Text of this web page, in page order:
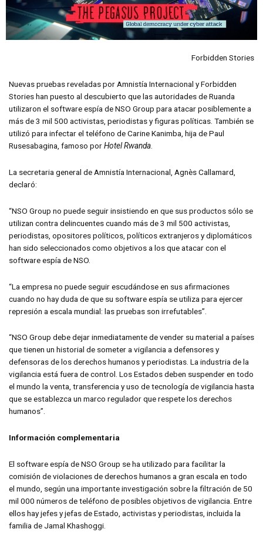
Forbidden Stories
Nuevas pruebas reveladas por Amnistía Internacional y Forbidden
Stories han puesto al descubierto que las autoridades de Ruanda
utilizaron el software espía de NSO Group para atacar posiblemente a
más de 3 mil 500 activistas, periodistas y figuras políticas. También se
utilizó para infectar el teléfono de Carine Kanimba, hija de Paul
Rusesabagina, famoso porHotel Rwanda
La secretaria general de Amnistía Internacional, Agnès Callamard,
declaró:
“NSO Group no puede seguir insistiendo en que sus productos sólo se
utilizan contra delincuentes cuando más de 3 mil 500 activistas,
periodistas, opositores políticos, políticos extranjeros y diplomáticos
han sido seleccionados como objetivos a los que atacar con el
software espía de NSO.
“La empresa no puede seguir escudándose en sus afirmaciones
cuando no hay duda de que su software espía se utiliza para ejercer
represión a escala mundial: las pruebas son irrefutables”.
“NSO Group debe dejar inmediatamente de vender su material a países
que tienen un historial de someter a vigilancia a defensores y
defensoras de los derechos humanos y periodistas. La industria de la
vigilancia está fuera de control. Los Estados deben suspender en todo
el mundo la venta, transferencia y uso de tecnología de vigilancia hasta
que se establezca un marco regulador que respete los derechos
humanos”.
Información complementaria
El software espía de NSO Group se ha utilizado para facilitar la
comisión de violaciones de derechos humanos a gran escala en todo
el mundo, según una importante investigación sobre la filtración de 50
mil 000 números de teléfono de posibles objetivos de vigilancia. Entre
ellos hay jefes y jefas de Estado, activistas y periodistas, incluida la
familia de Jamal Khashoggi.